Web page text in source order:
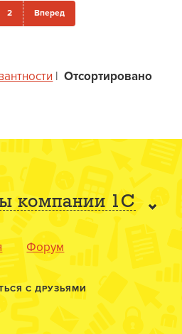
2 Вперед
|Отсортировано
компании 1С
Форум
С ДРУЗЬЯМИ